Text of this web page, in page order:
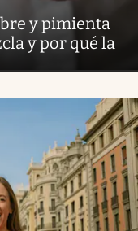
y pimienta
y por qué la